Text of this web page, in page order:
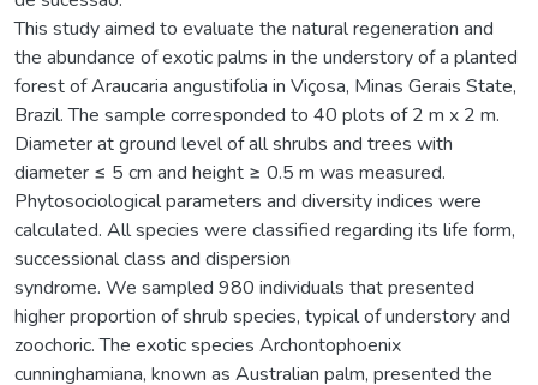
This study aimed to evaluate the natural regeneration and
the abundance of exotic palms in the understory of a planted
forest of Araucaria angustifolia in Viçosa, Minas Gerais State,
Brazil. The sample corresponded to 40 plots of 2 m x 2 m.
Diameter at ground level of all shrubs and trees with
diameter ≤ 5 cm and height ≥ 0.5 m was measured.
Phytosociological parameters and diversity indices were
calculated. All species were classified regarding its life form,
successional class and dispersion
syndrome. We sampled 980 individuals that presented
higher proportion of shrub species, typical of understory and
zoochoric. The exotic species Archontophoenix
cunninghamiana, known as Australian palm, presented the